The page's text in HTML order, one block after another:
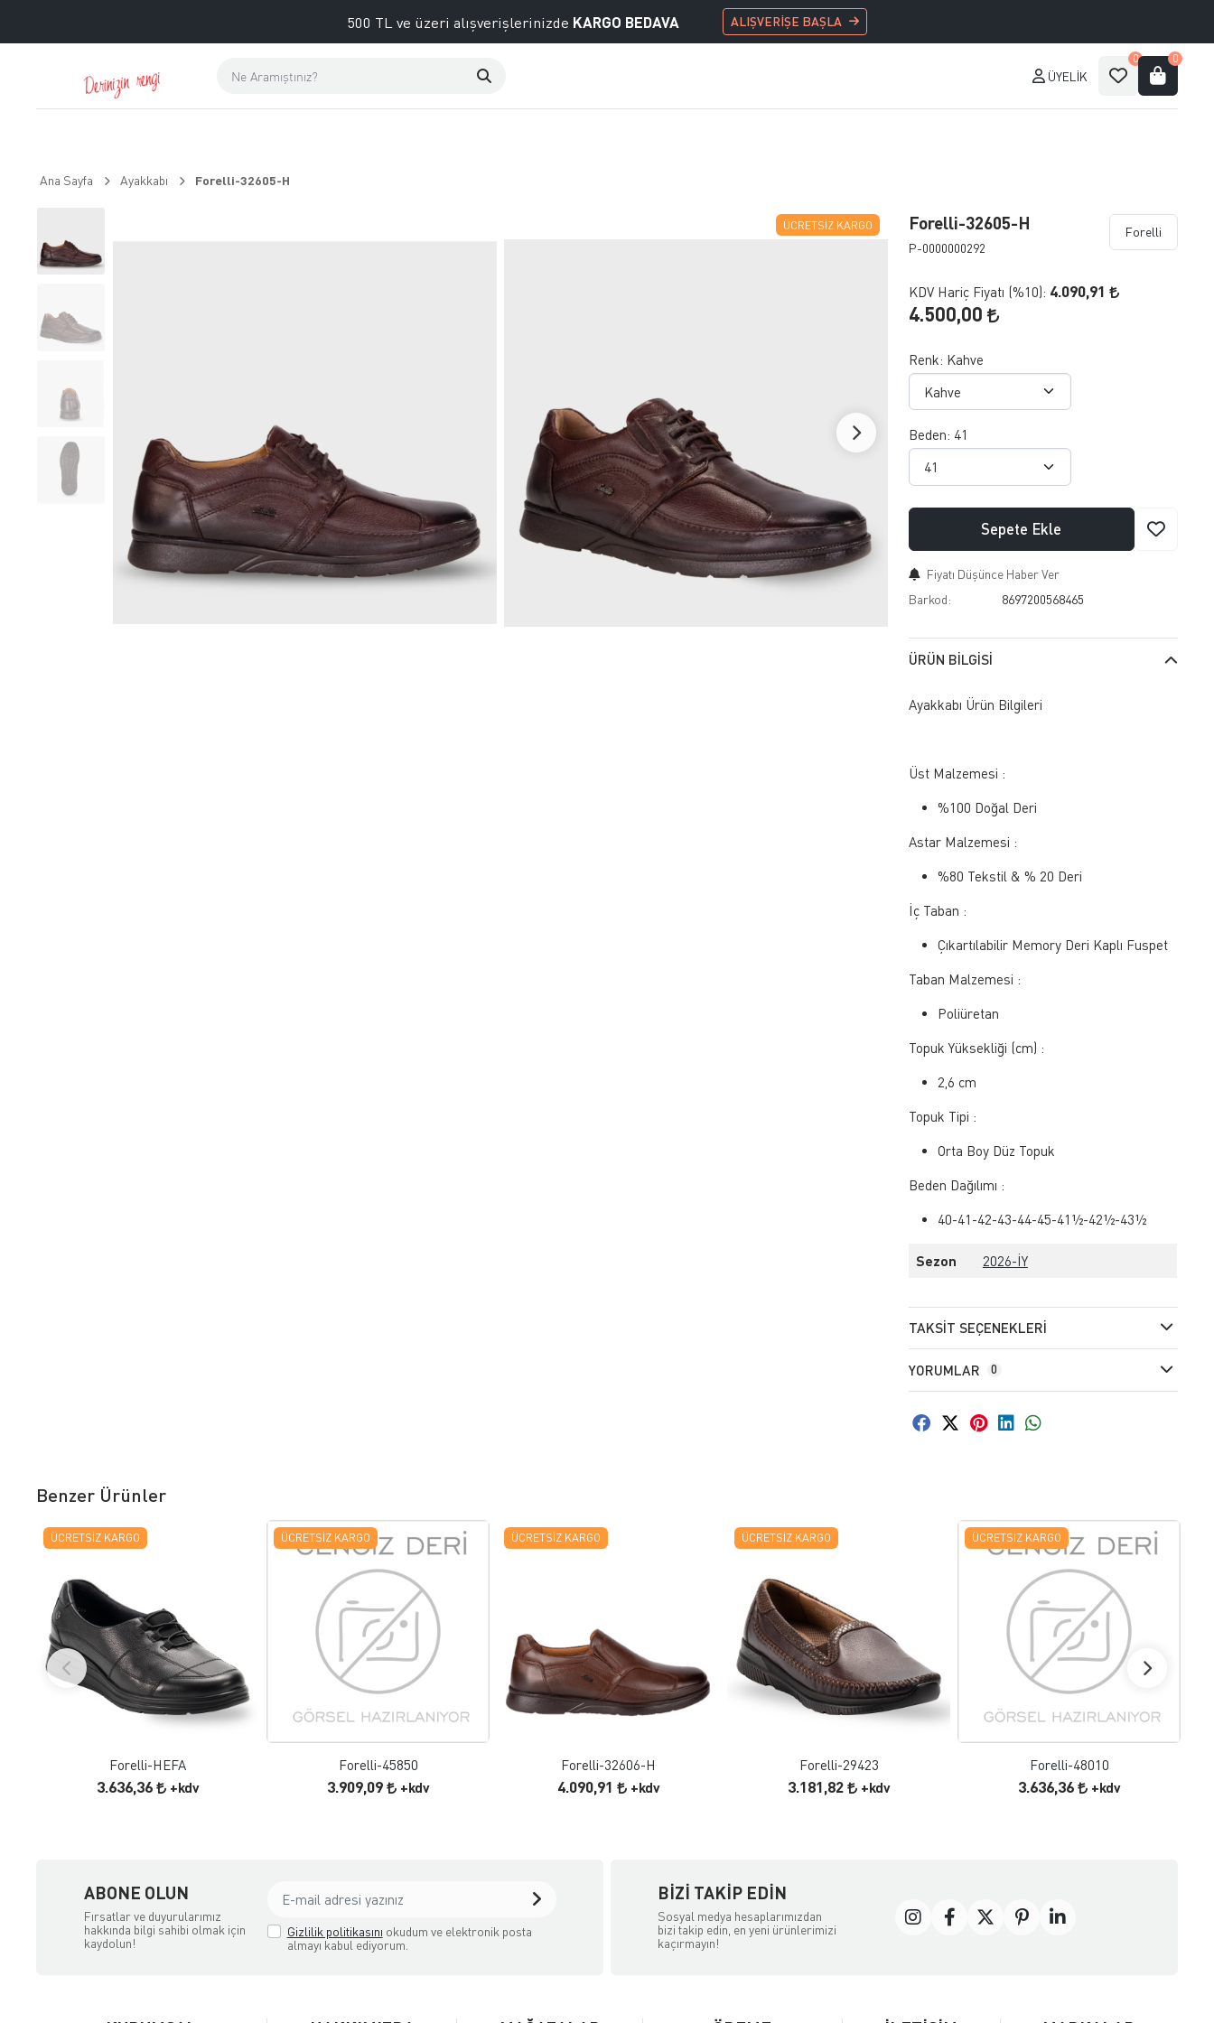
500 TL ve üzeri alışverişlerinizde KARGO BEDAVA ALIŞVERİŞE BAŞLA
ÜYELIK
0 0
Ana Sayfa Ayakkabı Forelli-32605-H
ÜCRETSIZ KARGO Forelli-32605-H
P-0000000292
Forelli
KDV Hariç Fiyatı (%10): 4.090,91
4.500,00
Renk: Kahve
Beden: 41
Sepete Ekle
Fiyatı Düşünce Haber Ver
Barkod:
8697200568465
ÜRÜN BILGISI
Ayakkabı Ürün Bilgileri
Üst Malzemesi :
%100 Doğal Deri
Astar Malzemesi :
%80 Tekstil & % 20 Deri
İç Taban :
Çıkartılabilir Memory Deri Kaplı Fuspet
Taban Malzemesi :
Poliüretan
Topuk Yüksekliği (cm) :
2,6 cm
Topuk Tipi :
Orta Boy Düz Topuk
Beden Dağılımı :
40-41-42-43-44-45-41½-42½-43½
Sezon 2026-İY
TAKSIT SEÇENEKLERI
YORUMLAR 0
Benzer Ürünler
FAVORILERE EKLE
ÜRÜN İNCELE
ÜCRETSIZ KARGO
Forelli-HEFA
3.636,36 +kdv
FAVORILERE EKLE
ÜRÜN İNCELE
ÜCRETSIZ KARGO
Forelli-45850
3.909,09 +kdv
FAVORILERE EKLE
ÜRÜN İNCELE
ÜCRETSIZ KARGO
Forelli-32606-H
4.090,91 +kdv
FAVORILERE EKLE
ÜRÜN İNCELE
ÜCRETSIZ KARGO
Forelli-29423
3.181,82 +kdv
FAVORILERE EKLE
ÜRÜN İNCELE
ÜCRETSIZ KARGO
Forelli-48010
3.636,36 +kdv
ABONE OLUN
Fırsatlar ve duyurularımız
hakkında bilgi sahibi olmak için
kaydolun!
Gizlilik politikasını okudum ve elektronik posta
almayı kabul ediyorum.
BIZI TAKIP EDIN
Sosyal medya hesaplarımızdan
bizi takip edin, en yeni ürünlerimizi
kaçırmayın!